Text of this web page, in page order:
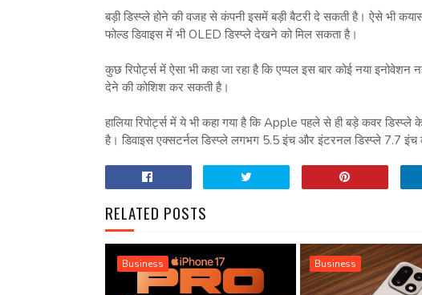
बड़ी डिस्प्ले होने की वजह से कंपनी इसमें बड़ी बैटरी दे सकती है। ऐसे भी
फोल्ड डिवाइस में भी OLED डिस्प्ले देखने को मिल सकता है।
कुछ रिपोर्ट्स में ऐसा भी कहा जा रहा है कि एप्पल इस बार कोई नया
देने की कोशिश कर सकती है।
हालिया रिपोर्ट्स में ये भी कहा गया है कि Apple पहले से ही बड़े कवर डिस्प्ले
है। डिवाइस एक्सटर्नल डिस्प्ले लगभग 5.5 इंच और इंटरनल डिस्प्ले 7.7 इंच
RELATED POSTS
Business Business